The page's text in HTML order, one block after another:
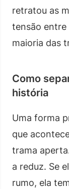
retratou as
tensão entre
maioria das
Como
história
Uma forma
que
trama
a reduz. Se
rumo, ela